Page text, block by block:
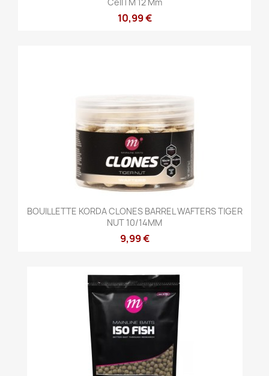
10,99 €
BOUILLETTE KORDA CLONES BARREL WAFTERS TIGER
NUT 10/14MM
9,99 €